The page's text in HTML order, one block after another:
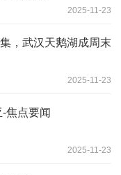
2025-11-23
，武汉天鹅湖成周末
2025-11-23
焦点要闻
2025-11-23